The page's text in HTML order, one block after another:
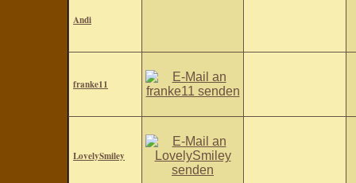
Andi
franke11
LovelySmiley